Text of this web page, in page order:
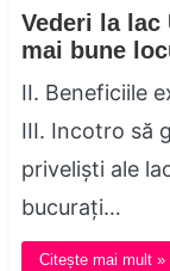
Vederi la lac
mai bune
II. Beneficiile
III. Incotro să
priveliști ale
bucurați…
Citește mai mult »